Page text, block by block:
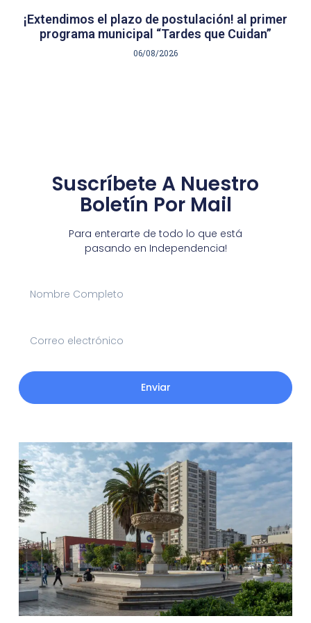
¡Extendimos el plazo de postulación! al primer
programa municipal “Tardes que Cuidan”
06/08/2026
Suscríbete A Nuestro
Boletín Por Mail
Para enterarte de todo lo que está
pasando en Independencia!
Enviar